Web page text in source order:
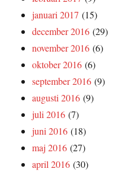
januari 2017 (15)
december 2016 (29)
november 2016 (6)
oktober 2016 (6)
september 2016 (9)
augusti 2016 (9)
juli 2016 (7)
juni 2016 (18)
maj 2016 (27)
april 2016 (30)